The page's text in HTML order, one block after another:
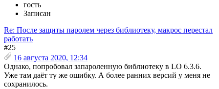
гость
Записан
Re: После защиты паролем через библиотеку, макрос перестал
работать
#25
16 августа 2020, 12:34
Однако, попробовал запароленную библиотеку в LO 6.3.6.
Уже там даёт ту же ошибку. А более ранних версий у меня не
сохранилось.